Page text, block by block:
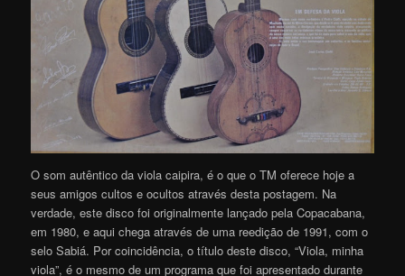
O som autêntico da viola caipira, é o que o TM oferece hoje a
seus amigos cultos e ocultos através desta postagem. Na
verdade, este disco foi originalmente lançado pela Copacabana,
em 1980, e aqui chega através de uma reedição de 1991, com o
selo Sabiá. Por coincidência, o título deste disco, “Viola, minha
viola”, é o mesmo de um programa que foi apresentado durante